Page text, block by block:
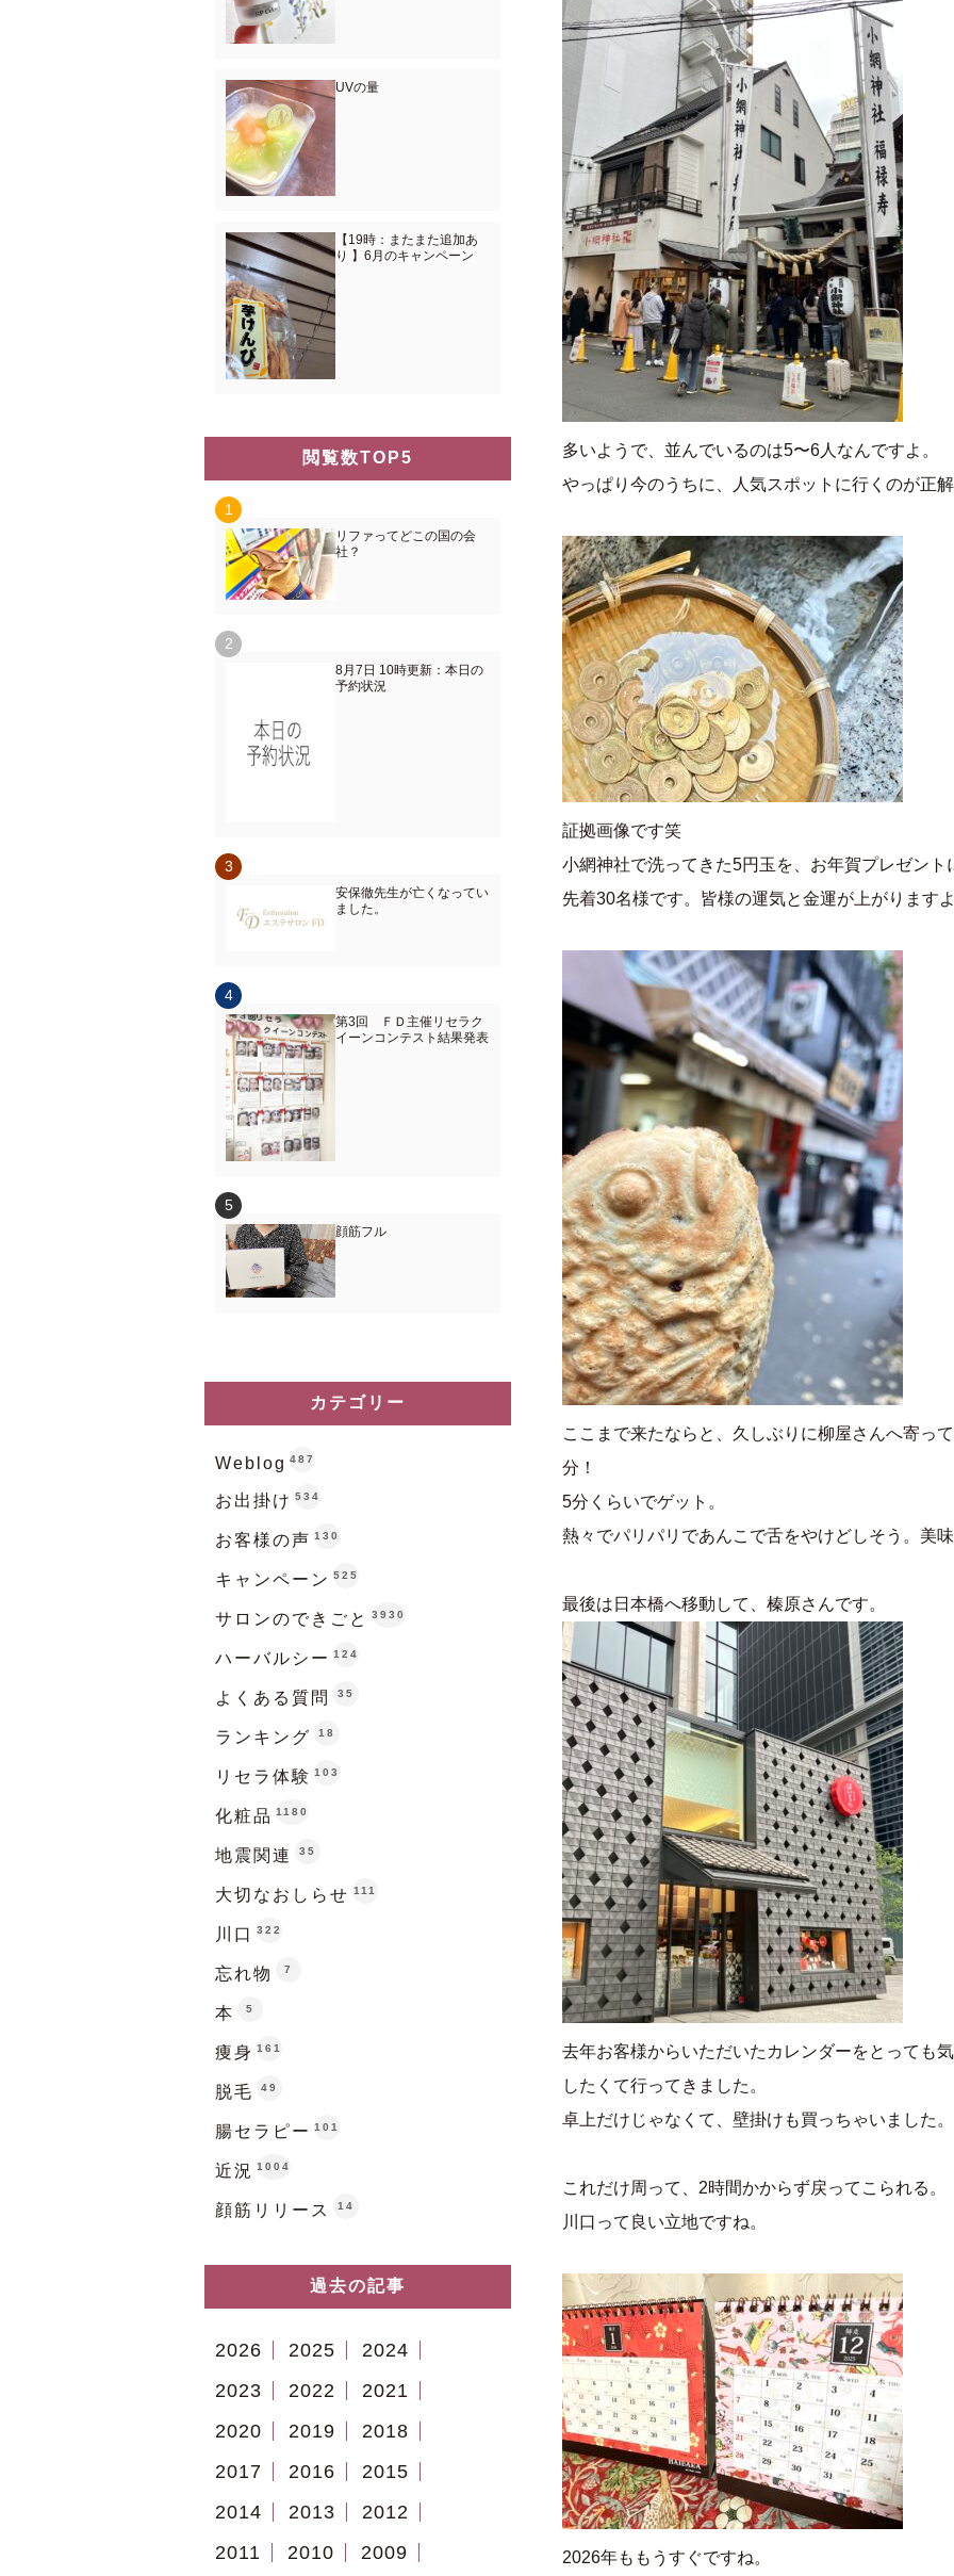
UVの量
【19時：またまた追加あ
り 】6月のキャンペーン
閲覧数TOP5
リファってどこの国の会
社？
8月7日 10時更新：本日の
予約状況
安保徹先生が亡くなってい
ました。
第3回 ＦＤ主催リセラク
イーンコンテスト結果発表
顔筋フル
カテゴリー
Weblog 487
お出掛け 534
お客様の声 130
キャンペーン 525
サロンのできごと 3930
ハーバルシー 124
よくある質問 35
ランキング 18
リセラ体験 103
化粧品 1180
地震関連 35
大切なおしらせ 111
川口 322
忘れ物 7
本 5
痩身 161
脱毛 49
腸セラピー 101
近況 1004
顔筋リリース 14
過去の記事
2026 2025
2024
2023
2022
2021
2020
2019
2018
2017
2016
2015
2014
2013
2012
2011
2010 2009
多いようで、並んでいるのは5〜6人なんですよ。
やっぱり今のうちに、人気スポットに行くのが正
証拠画像です笑
小網神社で洗ってきた5円玉を、お年賀プレゼント
先着30名様です。皆様の運気と金運が上がります
ここまで来たならと、久しぶりに柳屋さんへ寄っ
分！
5分くらいでゲット。
熱々でパリパリであんこで舌をやけどしそう。美
最後は日本橋へ移動して、榛原さんです。
去年お客様からいただいたカレンダーをとっても
したくて行ってきました。
卓上だけじゃなくて、壁掛けも買っちゃいました。
これだけ周って、2時間かからず戻ってこられる。
川口って良い立地ですね。
2026年ももうすぐですね。